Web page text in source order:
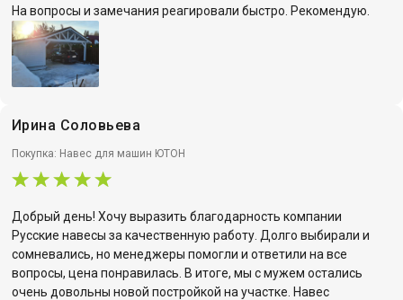
На вопросы и замечания реагировали быстро. Рекомендую.
Ирина Соловьева
Покупка: Навес для машин ЮТОН
Добрый день! Хочу выразить благодарность компании
Русские навесы за качественную работу. Долго выбирали и
сомневались, но менеджеры помогли и ответили на все
вопросы, цена понравилась. В итоге, мы с мужем остались
очень довольны новой постройкой на участке. Навес